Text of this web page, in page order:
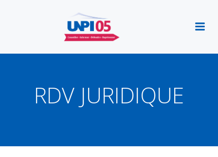
contenu
RDV JURIDIQUE